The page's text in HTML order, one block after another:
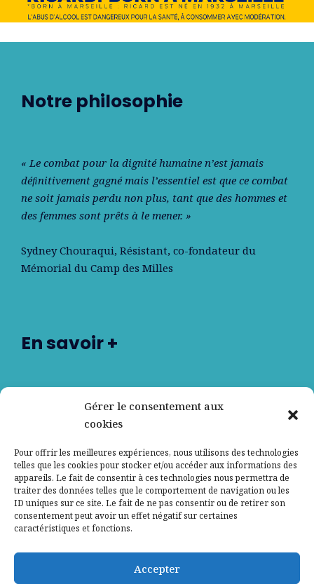
Gérer le consentement aux
cookies
Pour offrir les meilleures expériences, nous utilisons des technologies
telles que les cookies pour stocker et/ou accéder aux informations des
appareils. Le fait de consentir à ces technologies nous permettra de
traiter des données telles que le comportement de navigation ou les
ID uniques sur ce site. Le fait de ne pas consentir ou de retirer son
consentement peut avoir un effet négatif sur certaines
caractéristiques et fonctions.
Accepter
Notre philosophie
« Le combat pour la dignité humaine n’est jamais
déﬁnitivement gagné mais l’essentiel est que ce combat
ne soit jamais perdu non plus, tant que des hommes et
des femmes sont prêts à le mener. »
Sydney Chouraqui, Résistant, co-fondateur du
Mémorial du Camp des Milles
En savoir +
Nos partenaires
Contactez-nous
Mentions légales